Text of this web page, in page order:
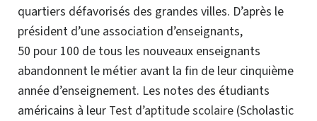
quartiers défavorisés des grandes villes. D’après le
président d’une association d’enseignants,
50 pour 100 de tous les nouveaux enseignants
abandonnent le métier avant la fin de leur cinquième
année d’enseignement. Les notes des étudiants
américains à leur Test d’aptitude scolaire (Scholastic